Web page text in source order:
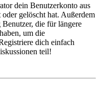
dein Benutzerkonto aus
gelöscht hat. Außerdem
die für längere
um die
dich einfach
teil!